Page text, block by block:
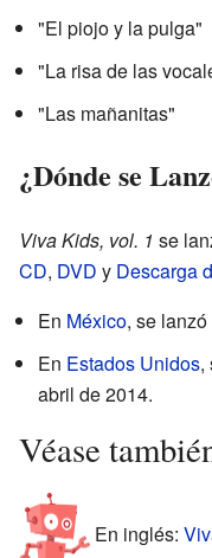
"El piojo y la pulga"
"La risa de las
"Las mañanitas"
¿Dónde se
Viva Kids, vol. 1 se
CD, DVD y Descarga
En México, se
En Estados Unidos,
abril de 2014.
Véase
En inglés: